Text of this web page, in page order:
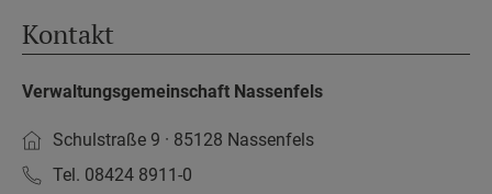
Kontakt
Verwaltungsgemeinschaft Nassenfels
Schulstraße 9 · 85128 Nassenfels
Tel. 08424 8911-0